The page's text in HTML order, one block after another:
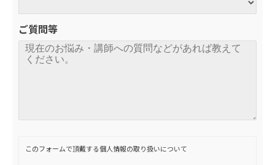
ご質問等
このフォームで頂戴する個人情報の取り扱いについて